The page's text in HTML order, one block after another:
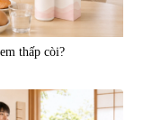
hỗ trợ cải thiện thoát
Kyoto Has 30 viên
thấp còi?